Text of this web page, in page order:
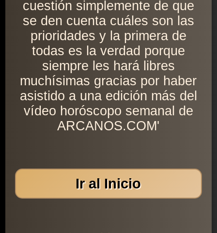
cuestión simplemente de que
se den cuenta cuáles son las
prioridades y la primera de
todas es la verdad porque
siempre les hará libres
muchísimas gracias por haber
asistido a una edición más del
vídeo horóscopo semanal de
ARCANOS.COM'
Ir al Inicio